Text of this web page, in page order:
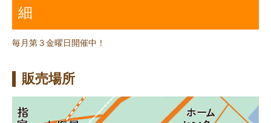
細
毎月第３金曜日開催中！
販売場所